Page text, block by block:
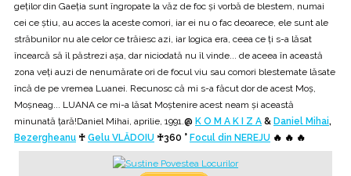
geților din Gaeția sunt îngropate la văz de foc și vorbă de blestem, numai
cei ce știu, au acces la aceste comori, iar ei nu o fac deoarece, ele sunt ale
străbunilor nu ale celor ce trăiesc azi, iar logica era, ceea ce ți s-a lăsat
încearcă să îl păstrezi așa, dar niciodată nu îl vinde... de aceea în această
zona veți auzi de nenumărate ori de focul viu sau comori blestemate lăsate
încă de pe vremea Luanei. Recunosc că mi s-a făcut dor de acest Moș,
Moșneag... LUANA ce mi-a lăsat Moștenire acest neam și această
minunată țară!Daniel Mihai, aprilie, 1991.@ K O M A K I Z A & Daniel Mihai,
Bezergheanu ♰ Gelu VLĂDOIU ♰360 ° Focul din NEREJU 🔥 🔥 🔥